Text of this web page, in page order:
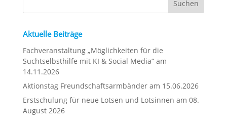
Aktuelle Beiträge
Fachveranstaltung „Möglichkeiten für die
Suchtselbsthilfe mit KI & Social Media“ am
14.11.2026
Aktionstag Freundschaftsarmbänder am 15.06.2026
Erstschulung für neue Lotsen und Lotsinnen am 08.
August 2026